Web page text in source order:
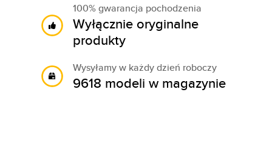
100% gwarancja pochodzenia
Wyłącznie oryginalne
produkty
Wysyłamy w każdy dzień roboczy
9618 modeli w magazynie